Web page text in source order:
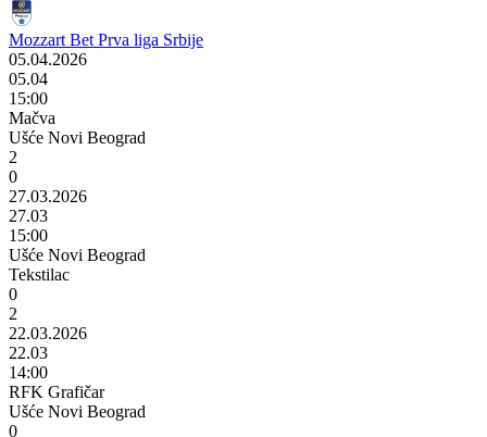
Mozzart Bet Prva liga Srbije
05.04.2026
05.04
15:00
Mačva
Ušće Novi Beograd
2
0
27.03.2026
27.03
15:00
Ušće Novi Beograd
Tekstilac
0
2
22.03.2026
22.03
14:00
RFK Grafičar
Ušće Novi Beograd
0